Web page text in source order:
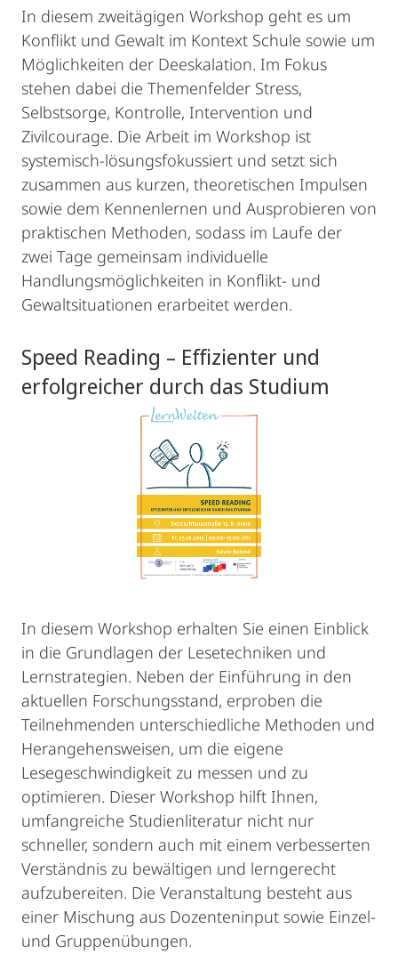
In diesem zweitägigen Workshop geht es um
Konflikt und Gewalt im Kontext Schule sowie um
Möglichkeiten der Deeskalation. Im Fokus
stehen dabei die Themenfelder Stress,
Selbstsorge, Kontrolle, Intervention und
Zivilcourage. Die Arbeit im Workshop ist
systemisch-lösungsfokussiert und setzt sich
zusammen aus kurzen, theoretischen Impulsen
sowie dem Kennenlernen und Ausprobieren von
praktischen Methoden, sodass im Laufe der
zwei Tage gemeinsam individuelle
Handlungsmöglichkeiten in Konflikt- und
Gewaltsituationen erarbeitet werden.
Speed Reading – Effizienter und
erfolgreicher durch das Studium
In diesem Workshop erhalten Sie einen Einblick
in die Grundlagen der Lesetechniken und
Lernstrategien. Neben der Einführung in den
aktuellen Forschungsstand, erproben die
Teilnehmenden unterschiedliche Methoden und
Herangehensweisen, um die eigene
Lesegeschwindigkeit zu messen und zu
optimieren. Dieser Workshop hilft Ihnen,
umfangreiche Studienliteratur nicht nur
schneller, sondern auch mit einem verbesserten
Verständnis zu bewältigen und lerngerecht
aufzubereiten. Die Veranstaltung besteht aus
einer Mischung aus Dozenteninput sowie Einzel-
und Gruppenübungen.